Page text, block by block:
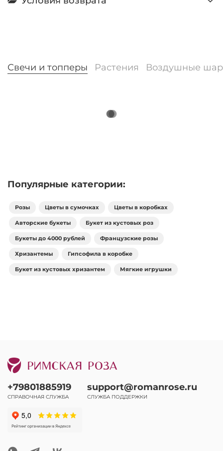
Свечи и топперы Растения Воздушные
Популярные категории:
Розы Цветы в сумочках Цветы в коробках
Авторские букеты Букет из кустовых роз
Букеты до 4000 рублей Французские розы
Хризантемы Гипсофила в коробке
Букет из кустовых хризантем Мягкие игрушки
+79801885919
СПРАВОЧНАЯ СЛУЖБА
support@romanrose.ru
СЛУЖБА ПОДДЕРЖКИ